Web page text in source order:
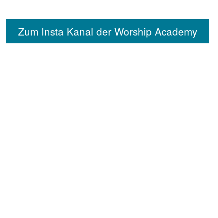
Zum Insta Kanal der Worship Academy